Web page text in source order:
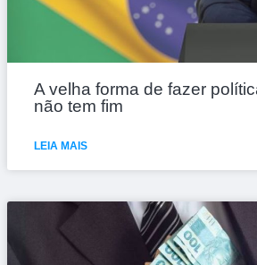
A velha forma de fazer
não tem fim
LEIA MAIS